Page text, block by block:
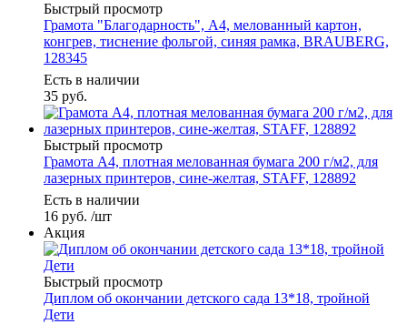
Быстрый просмотр
Грамота "Благодарность", А4, мелованный картон,
конгрев, тиснение фольгой, синяя рамка, BRAUBERG,
128345
Есть в наличии
35 руб.
Быстрый просмотр
Грамота А4, плотная мелованная бумага 200 г/м2, для
лазерных принтеров, сине-желтая, STAFF, 128892
Есть в наличии
16 руб. /шт
Акция
Быстрый просмотр
Диплом об окончании детского сада 13*18, тройной
Дети